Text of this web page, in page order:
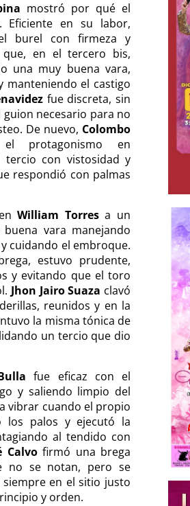
mostró por qué el
Eficiente en su labor,
burel con firmeza y
en el tercero bis,
una muy buena vara,
manteniendo el castigo
fue discreta, sin
necesario para no
De nuevo, Colombo
protagonismo en
tercio con vistosidad y
respondió con palmas
William Torresa un
vara manejando
cuidando el embroque.
estuvo prudente,
y evitando que el toro
Jhon Jairo Suaza clavó
reunidos y en la
la misma tónica de
un tercio que dio
fue eficaz con el
y saliendo limpio del
vibrar cuando el propio
palos y ejecutó la
al tendido con
Calvofirmó una brega
no se notan, pero se
en el sitio justo
y orden.